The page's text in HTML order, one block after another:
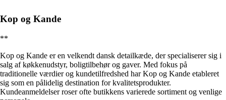
Kop og Kande
**
Kop og Kande er en velkendt dansk detailkæde, der specialiserer sig i
salg af køkkenudstyr, boligtilbehør og gaver. Med fokus på
traditionelle værdier og kundetilfredshed har Kop og Kande etableret
sig som en pålidelig destination for kvalitetsprodukter.
Kundeanmeldelser roser ofte butikkens varierede sortiment og venlige